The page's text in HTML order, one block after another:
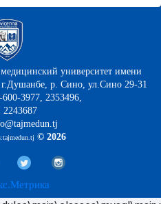
университет имени
р. Сино, ул.Сино 29-31
3977, 2353496,
2243687
© 2026